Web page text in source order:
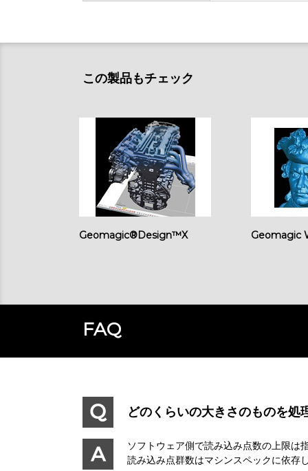
この製品もチェック
Geomagic®Design™X Geomagic
FAQ
どのくらいの大きさのものを処
ソフトウェア側で読み込み点数の上限は
読み込み点群数はマシンスペックに依存